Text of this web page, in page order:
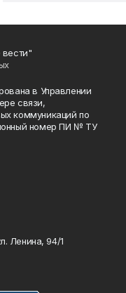
в Управлении
связи,
коммуникаций по
номер ПИ № ТУ
Ленина, 94/1